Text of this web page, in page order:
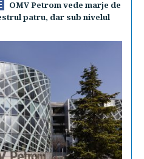
OMV Petrom vede marje de
patru, dar sub nivelul